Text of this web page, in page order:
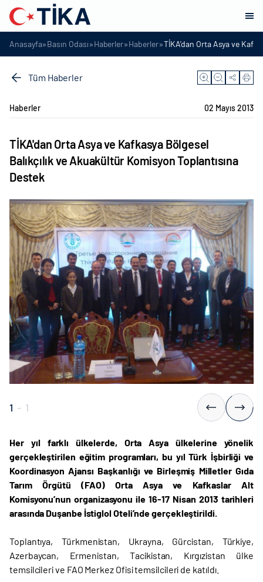
Anasayfa»Basın Odası»Haberler»Haberler»TİKA'dan Orta Asya ve
Tüm Haberler
Haberler 02 Mayıs 2013
TİKA'dan Orta Asya ve Kafkasya Bölgesel
Balıkçılık ve Akuakültür Komisyon Toplantısına
Destek
1 - 1
Her yıl farklı ülkelerde, Orta Asya ülkelerine yönelik
gerçekleştirilen eğitim programları, bu yıl Türk İşbirliği ve
Koordinasyon Ajansı Başkanlığı ve Birleşmiş Milletler Gıda
Tarım Örgütü (FAO) Orta Asya ve Kafkaslar Alt
Komisyonu’nun organizasyonu ile 16-17 Nisan 2013 tarihleri
arasında Duşanbe İstiglol Oteli’nde gerçekleştirildi.
Toplantıya, Türkmenistan, Ukrayna, Gürcistan, Türkiye,
Azerbaycan, Ermenistan, Tacikistan, Kırgızistan ülke
temsilcileri ve FAO Merkez Ofisi temsilcileri de katıldı.